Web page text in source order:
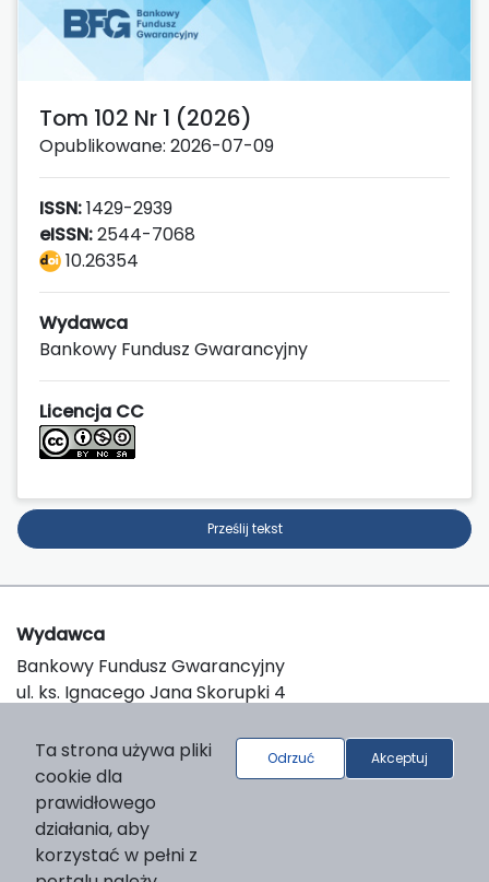
Tom 102 Nr 1 (2026)
Opublikowane: 2026-07-09
ISSN:1429-2939
eISSN:2544-7068
10.26354
Wydawca
Bankowy Fundusz Gwarancyjny
Licencja CC
Prześlij tekst
Wydawca
Bankowy Fundusz Gwarancyjny
ul. ks. Ignacego Jana Skorupki 4
e-mail:redakcja@bfg.pl
O platformie
© 2026 Bankowy Fundusz Gwarancyjny
Ta strona używa pliki
cookie dla
prawidłowego
działania, aby
korzystać w pełni z
Odrzuć Akceptuj